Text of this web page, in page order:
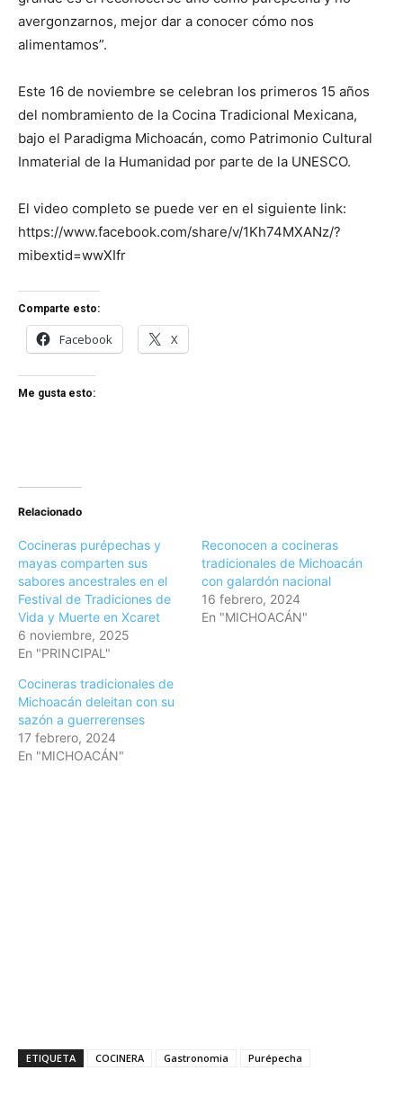
avergonzarnos, mejor dar a conocer cómo nos
alimentamos”.
Este 16 de noviembre se celebran los primeros 15 años
del nombramiento de la Cocina Tradicional Mexicana,
bajo el Paradigma Michoacán, como Patrimonio Cultural
Inmaterial de la Humanidad por parte de la UNESCO.
El video completo se puede ver en el siguiente link:
https://www.facebook.com/share/v/1Kh74MXANz/?
mibextid=wwXIfr
Comparte esto:
Facebook X
Me gusta esto:
Relacionado
Cocineras purépechas y
mayas comparten sus
sabores ancestrales en el
Festival de Tradiciones de
Vida y Muerte en Xcaret
6 noviembre, 2025
En "PRINCIPAL"
Reconocen a cocineras
tradicionales de Michoacán
con galardón nacional
16 febrero, 2024
En "MICHOACÁN"
Cocineras tradicionales de
Michoacán deleitan con su
sazón a guerrerenses
17 febrero, 2024
En "MICHOACÁN"
ETIQUETA COCINERA Gastronomia Purépecha